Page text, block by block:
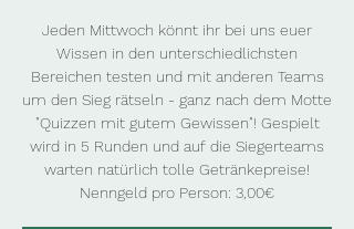
Jeden Mittwoch könnt ihr bei uns euer
Wissen in den unterschiedlichsten
Bereichen testen und mit anderen Teams
um den Sieg rätseln - ganz nach dem Motte
"Quizzen mit gutem Gewissen"! Gespielt
wird in 5 Runden und auf die Siegerteams
warten natürlich tolle Getränkepreise!
Nenngeld pro Person: 3,00€